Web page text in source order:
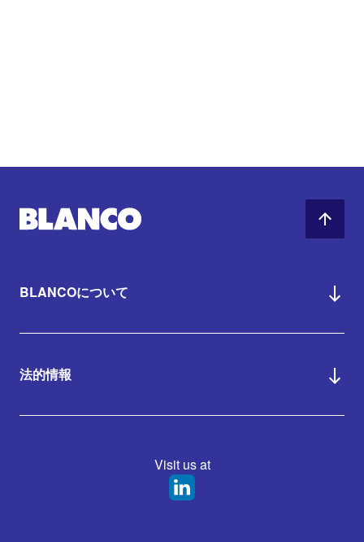
BLANCOについて
法的情報
Visit us at